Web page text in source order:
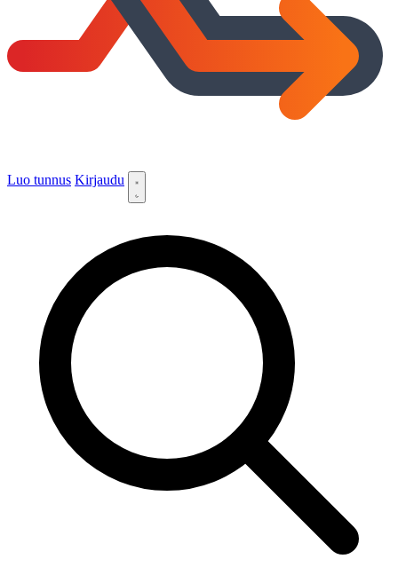
Luo tunnus Kirjaudu